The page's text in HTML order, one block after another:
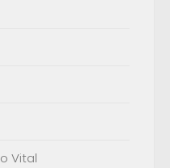
Vital